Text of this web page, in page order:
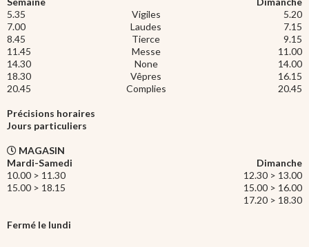
5.35
Vigiles
5.20
7.00
Laudes
7.15
8.45
Tierce
9.15
11.45
Messe
11.00
14.30
None
14.00
18.30
Vêpres
16.15
20.45
Complies 20.45
Précisions horaires
Jours particuliers
MAGASIN
Mardi-Samedi
Dimanche
10.00 > 11.30
12.30 > 13.00
15.00 > 18.15
15.00 > 16.00
17.20 > 18.30
Fermé le lundi